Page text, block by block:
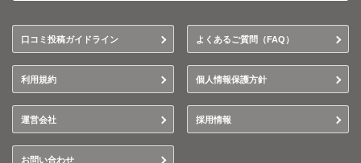
口コミ投稿ガイドライン よくあるご質問（FAQ）
利用規約 個人情報保護方針
運営会社 採用情報
お問い合わせ